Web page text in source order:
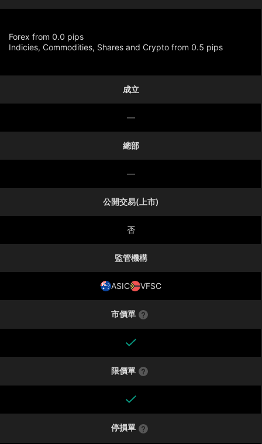
Forex from 0.0 pips
Indicies, Commodities, Shares and Crypto from 0.5 pips
成立
—
總部
—
公開交易(上市)
否
監管機構
ASIC VFSC
市價單
限價單
停損單